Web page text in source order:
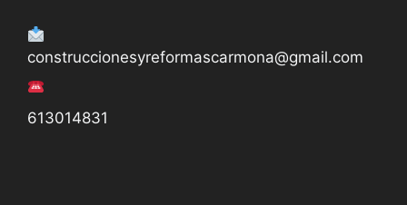
construccionesyreformascarmona@gmail.com
613014831